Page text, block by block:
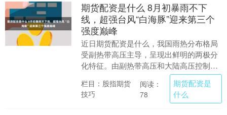
期货配资是什么 8月初暴雨不下
线，超强台风“白海豚”迎来第三个
强度巅峰
近日期货配资是什么，我国雨热分布格局
受副热带高压主导，呈现出鲜明的两极分
化特征。由副热带高压和大陆高压控制的
区域，天气炎热，闷热连轴转；而处在副
热带高压边缘的地....
栏目：股指期货
技巧
阅读：
78
期货配资是
什么